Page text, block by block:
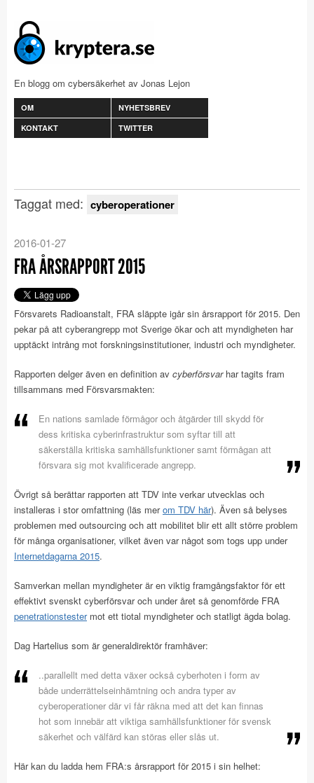
En blogg om cybersäkerhet av Jonas Lejon
OM
NYHETSBREV
KONTAKT
TWITTER
Taggat med: cyberoperationer
2016-01-27
FRA ÅRSRAPPORT 2015
Försvarets Radioanstalt, FRA släppte igår sin årsrapport för 2015. Den
pekar på att cyberangrepp mot Sverige ökar och att myndigheten har
upptäckt intrång mot forskningsinstitutioner, industri och myndigheter.
Rapporten delger även en definition av cyberförsvarhar tagits fram
tillsammans med Försvarsmakten:
En nations samlade förmågor och åtgärder till skydd för
dess kritiska cyberinfrastruktur som syftar till att
säkerställa kritiska samhällsfunktioner samt förmågan att
försvara sig mot kvalificerade angrepp.
Övrigt så berättar rapporten att TDV inte verkar utvecklas och
installeras i stor omfattning (läs merom TDV här). Även så belyses
problemen med outsourcing och att mobilitet blir ett allt större problem
för många organisationer, vilket även var något som togs upp under
Internetdagarna 2015.
Samverkan mellan myndigheter är en viktig framgångsfaktor för ett
effektivt svenskt cyberförsvar och under året så genomförde FRA
penetrationstestermot ett tiotal myndigheter och statligt ägda bolag.
Dag Hartelius som är generaldirektör framhäver:
..parallellt med detta växer också cyberhoten i form av
både underrättelseinhämtning och andra typer av
cyberoperationer där vi får räkna med att det kan finnas
hot som innebär att viktiga samhällsfunktioner för svensk
säkerhet och välfärd kan störas eller slås ut.
Här kan du ladda hem FRA:s årsrapport för 2015 i sin helhet: